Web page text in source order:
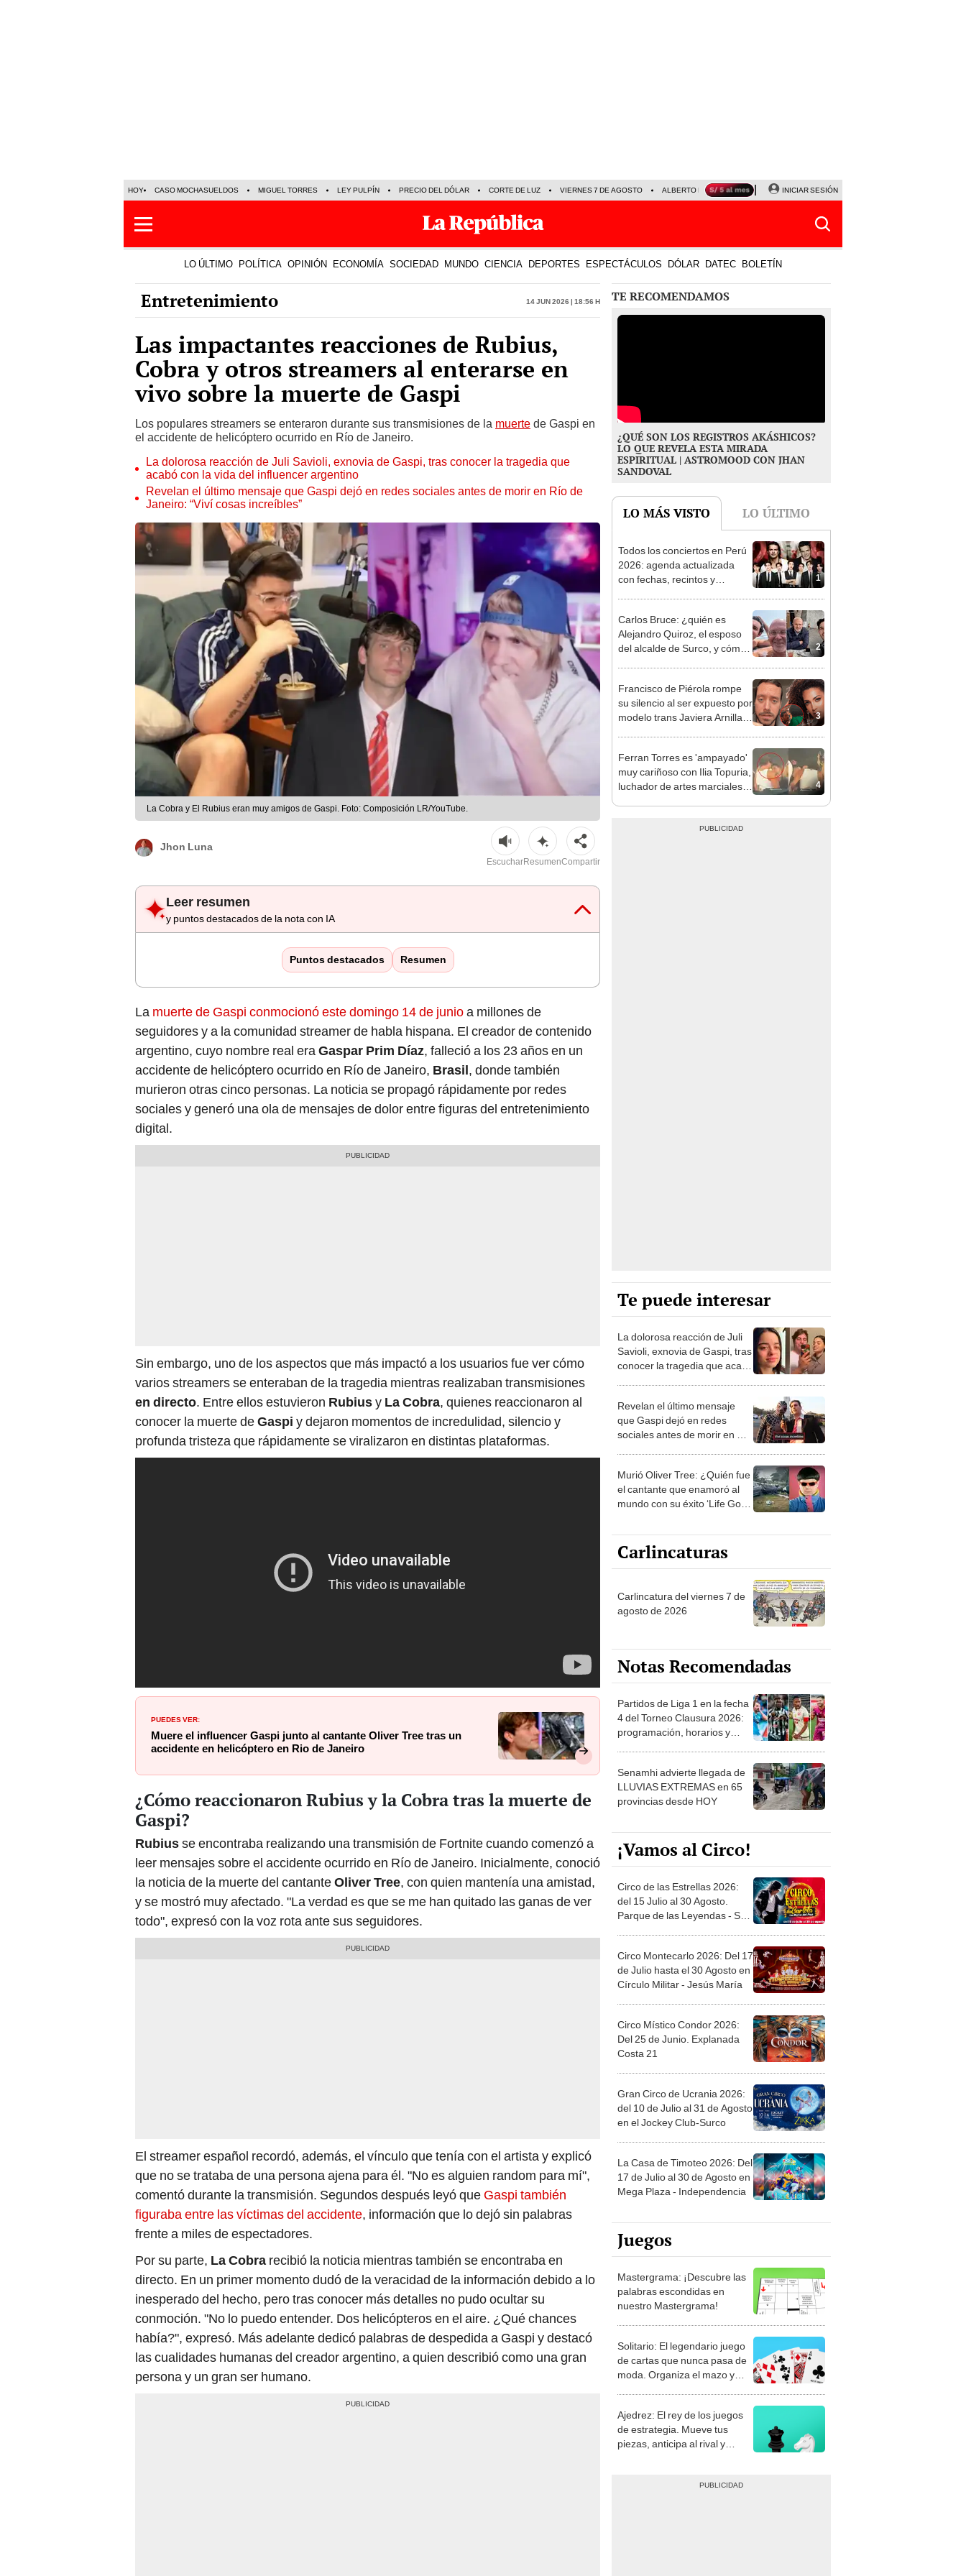
HOY CASO MOCHASUELDOS MIGUEL TORRES LEY PULPÍN PRECIO DEL DÓLAR CORTE DE LUZ VIERNES 7 DE AGOSTO ALBERTO BENAVIDES NALDY SALDAÑA
INICIAR SESIÓN
LO ÚLTIMO POLÍTICA OPINIÓN ECONOMÍA SOCIEDAD MUNDO CIENCIA DEPORTES ESPECTÁCULOS DÓLAR DATEC BOLETÍN
Entretenimiento 14 Jun 2026 | 18:56 h
Las impactantes reacciones de Rubius,
Cobra y otros streamers al enterarse en
vivo sobre la muerte de Gaspi
Los populares streamers se enteraron durante sus transmisiones de la muerte de Gaspi en
el accidente de helicóptero ocurrido en Río de Janeiro.
La dolorosa reacción de Juli Savioli, exnovia de Gaspi, tras conocer la tragedia que
acabó con la vida del influencer argentino
Revelan el último mensaje que Gaspi dejó en redes sociales antes de morir en Río de
Janeiro: “Viví cosas increíbles”
La Cobra y El Rubius eran muy amigos de Gaspi. Foto: Composición LR/YouTube.
Jhon Luna
EscucharResumenCompartir
Leer resumen
y puntos destacados de la nota con IA
Puntos destacados Resumen
La muerte de Gaspi conmocionó este domingo 14 de junioa millones de
seguidores y a la comunidad streamer de habla hispana. El creador de contenido
argentino, cuyo nombre real eraGaspar Prim Díaz, falleció a los 23 años en un
accidente de helicóptero ocurrido en Río de Janeiro, Brasil, donde también
murieron otras cinco personas. La noticia se propagó rápidamente por redes
sociales y generó una ola de mensajes de dolor entre figuras del entretenimiento
digital.
Sin embargo, uno de los aspectos que más impactó a los usuarios fue ver cómo
varios streamers se enteraban de la tragedia mientras realizaban transmisiones
en directo. Entre ellos estuvieron Rubiusy La Cobra, quienes reaccionaron al
conocer la muerte deGaspi y dejaron momentos de incredulidad, silencio y
profunda tristeza que rápidamente se viralizaron en distintas plataformas.
PUEDES VER:
Muere el influencer Gaspi junto al cantante Oliver Tree tras un
accidente en helicóptero en Rio de Janeiro
¿Cómo reaccionaron Rubius y la Cobra tras la muerte de
Gaspi?
Rubiusse encontraba realizando una transmisión de Fortnite cuando comenzó a
leer mensajes sobre el accidente ocurrido en Río de Janeiro. Inicialmente, conoció
la noticia de la muerte del cantanteOliver Tree, con quien mantenía una amistad,
y se mostró muy afectado. "La verdad es que se me han quitado las ganas de ver
todo", expresó con la voz rota ante sus seguidores.
El streamer español recordó, además, el vínculo que tenía con el artista y explicó
que no se trataba de una persona ajena para él. "No es alguien random para mí",
comentó durante la transmisión. Segundos después leyó que Gaspi también
figuraba entre las víctimas del accidente, información que lo dejó sin palabras
frente a miles de espectadores.
Por su parte, La Cobra recibió la noticia mientras también se encontraba en
directo. En un primer momento dudó de la veracidad de la información debido a lo
inesperado del hecho, pero tras conocer más detalles no pudo ocultar su
conmoción. "No lo puedo entender. Dos helicópteros en el aire. ¿Qué chances
había?", expresó. Más adelante dedicó palabras de despedida a Gaspi y destacó
las cualidades humanas del creador argentino, a quien describió como una gran
persona y un gran ser humano.
TE RECOMENDAMOS
¿QUÉ SON LOS REGISTROS AKÁSHICOS?
LO QUE REVELA ESTA MIRADA
ESPIRITUAL | ASTROMOOD CON JHAN
SANDOVAL
LO MÁS VISTO LO ÚLTIMO
1
Todos los conciertos en Perú
2026: agenda actualizada
con fechas, recintos y
2
Carlos Bruce: ¿quién es
Alejandro Quiroz, el esposo
del alcalde de Surco, y cómo
3
Francisco de Piérola rompe
su silencio al ser expuesto por
modelo trans Javiera Arnillas:
4
Ferran Torres es 'ampayado'
muy cariñoso con Ilia Topuria,
luchador de artes marciales, y
Te puede interesar
La dolorosa reacción de Juli
Savioli, exnovia de Gaspi, tras
conocer la tragedia que acabó
Revelan el último mensaje
que Gaspi dejó en redes
sociales antes de morir en Río
Murió Oliver Tree: ¿Quién fue
el cantante que enamoró al
mundo con su éxito ‘Life Goes
Carlincaturas
Carlincatura del viernes 7 de
agosto de 2026
Notas Recomendadas
Partidos de Liga 1 en la fecha
4 del Torneo Clausura 2026:
programación, horarios y
Senamhi advierte llegada de
LLUVIAS EXTREMAS en 65
provincias desde HOY
¡Vamos al Circo!
Circo de las Estrellas 2026:
del 15 Julio al 30 Agosto.
Parque de las Leyendas - San
Circo Montecarlo 2026: Del 17
de Julio hasta el 30 Agosto en
Círculo Militar - Jesús María
Circo Místico Condor 2026:
Del 25 de Junio. Explanada
Costa 21
Gran Circo de Ucrania 2026:
del 10 de Julio al 31 de Agosto
en el Jockey Club-Surco
La Casa de Timoteo 2026: Del
17 de Julio al 30 de Agosto en
Mega Plaza - Independencia
Juegos
Mastergrama: ¡Descubre las
palabras escondidas en
nuestro Mastergrama!
Solitario: El legendario juego
de cartas que nunca pasa de
moda. Organiza el mazo y
Ajedrez: El rey de los juegos
de estrategia. Mueve tus
piezas, anticipa al rival y